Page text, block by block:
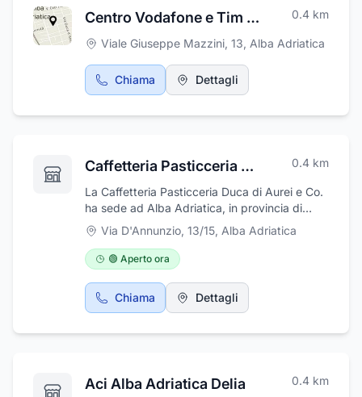
privata. Ad ogni appartamento viene
e un lettino ed un posto auto esterno o
garage.
Centro Vodafone e Tim di Passerini Paola 0.4 km
Viale Giuseppe Mazzini, 13, Alba Adriatica
Chiama Dettagli
Caffetteria Pasticceria Duca 0.4 km
La Caffetteria Pasticceria Duca di Aurei e Co.
ha sede ad Alba Adriatica, in provincia di
Teramo e si presenta come luogo
dell'eccellenza dolciaria. Ingredienti di prima
qualità e personale altamente qualificato
rendono la La Caffetteria Pasticceria Duca
tappa obbligatoria per gli amanti della
pasticceria professionale. Bar, caffetteria,
biscotti: l'anima della Caffetteria Pasticceria
suoi clienti, da chi desidera un ottimo caffè
Via D'Annunzio, 13/15, Alba Adriatica
🟢 Aperto ora
Chiama Dettagli
Aci Alba Adriatica Delia 0.4 km